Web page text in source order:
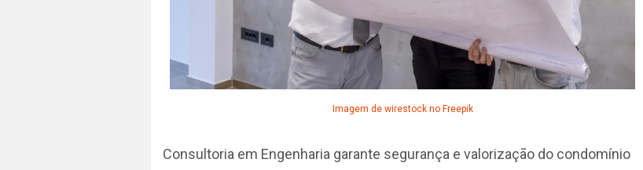
Imagem de wirestock no Freepik
Consultoria em Engenharia garante segurança e valorização do condomínio